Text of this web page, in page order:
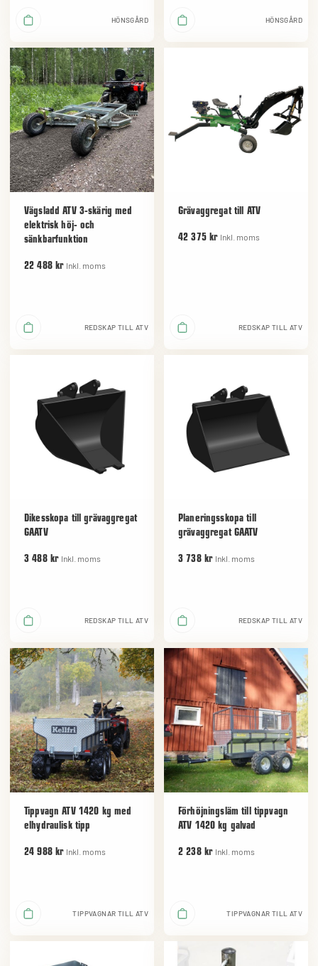
HÖNSGÅRD HÖNSGÅRD
Vägsladd ATV 3-skärig med
elektrisk höj- och
sänkbarfunktion
22 488 kr Inkl. moms
REDSKAP TILL ATV
Grävaggregat till ATV
42 375 kr Inkl. moms
REDSKAP TILL ATV
Dikesskopa till grävaggregat
GAATV
3 488 kr Inkl. moms
REDSKAP TILL ATV
Planeringsskopa till
grävaggregat GAATV
3 738 kr Inkl. moms
REDSKAP TILL ATV
Tippvagn ATV 1420 kg med
elhydraulisk tipp
24 988 kr Inkl. moms
TIPPVAGNAR TILL ATV
Förhöjningsläm till tippvagn
ATV 1420 kg galvad
2 238 kr Inkl. moms
TIPPVAGNAR TILL ATV